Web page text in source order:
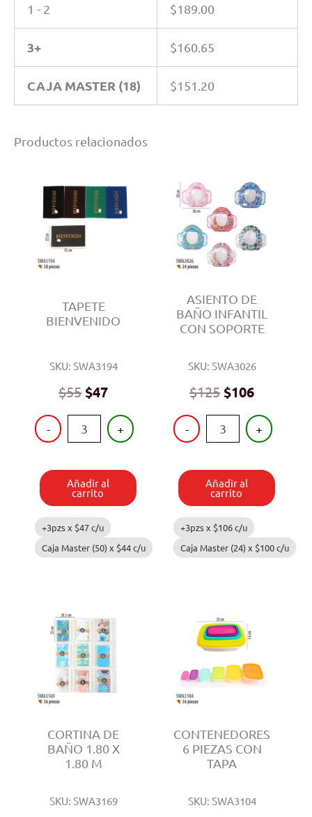
1 - 2 $189.00
3+ $160.65
CAJA MASTER (18) $151.20
Productos relacionados
TAPETE
BIENVENIDO
SKU: SWA3194
$55 $47
-
TAPETE
BIENVENIDO
+
Añadir al
carrito
+3pzs x $47c/u
Caja Master (50) x $44c/u
ASIENTO DE
BAÑO INFANTIL
CON SOPORTE
SKU: SWA3026
$125 $106
-
ASIENTO
DE
CON
SOPORTE
cantidad
+
Añadir al
carrito
+3pzs x $106c/u
Caja Master (24) x $100c/u
CORTINA DE
BAÑO 1.80 X
1.80 M
SKU: SWA3169
CONTENEDORES
6 PIEZAS CON
TAPA
SKU: SWA3104